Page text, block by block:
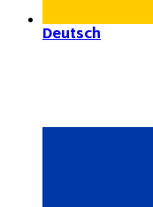
Deutsch